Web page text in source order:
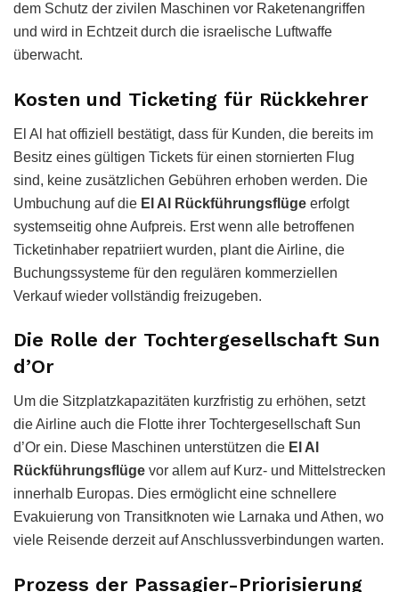
dem Schutz der zivilen Maschinen vor Raketenangriffen
und wird in Echtzeit durch die israelische Luftwaffe
überwacht.
Kosten und Ticketing für Rückkehrer
El Al hat offiziell bestätigt, dass für Kunden, die bereits im
Besitz eines gültigen Tickets für einen stornierten Flug
sind, keine zusätzlichen Gebühren erhoben werden. Die
Umbuchung auf die El Al Rückführungsflüge erfolgt
systemseitig ohne Aufpreis. Erst wenn alle betroffenen
Ticketinhaber repatriiert wurden, plant die Airline, die
Buchungssysteme für den regulären kommerziellen
Verkauf wieder vollständig freizugeben.
Die Rolle der Tochtergesellschaft Sun
d’Or
Um die Sitzplatzkapazitäten kurzfristig zu erhöhen, setzt
die Airline auch die Flotte ihrer Tochtergesellschaft Sun
d’Or ein. Diese Maschinen unterstützen die El Al
Rückführungsflüge vor allem auf Kurz- und Mittelstrecken
innerhalb Europas. Dies ermöglicht eine schnellere
Evakuierung von Transitknoten wie Larnaka und Athen, wo
viele Reisende derzeit auf Anschlussverbindungen warten.
Prozess der Passagier-Priorisierung